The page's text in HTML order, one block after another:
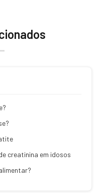
creatinina em idosos